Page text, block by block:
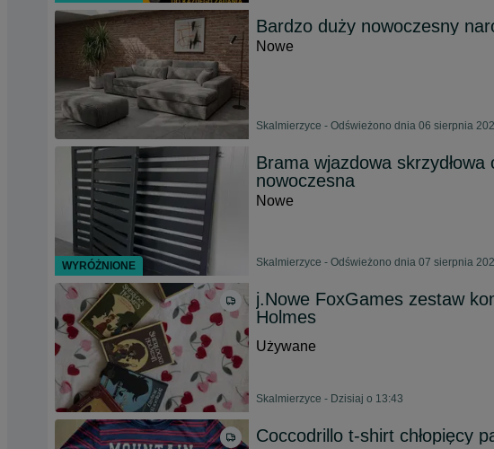
Bardzo duży nowoczesny
Nowe
Skalmierzyce - Odświeżono dnia 06 sierpnia
Brama wjazdowa
nowoczesna
Nowe
Skalmierzyce - Odświeżono dnia 07 sierpnia
j.Nowe FoxGames zestaw
Holmes
Używane
Skalmierzyce - Dzisiaj o 13:43
Coccodrillo t-shirt chłopięcy
WYRÓŻNIONE